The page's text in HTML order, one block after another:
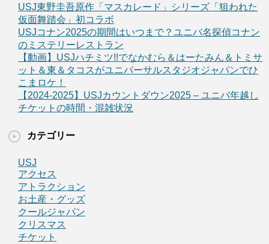
USJ東野圭吾原作「マスカレード」シリーズ「狙われた
仮面舞踏会」初コラボ
USJコナン2025の期間はいつまで？ユニバ名探偵コナン
のミステリーレストラン
【動画】USJハチミツ!!でなかむら＆はーたみん＆トミサ
ット＆東＆タコスがユニバーサルスタジオジャパンでひ
こまロケ！
【2024-2025】USJカウントダウン2025 – ユニバ年越し
チケットの時間・混雑状況
カテゴリー
USJ
アクセス
アトラクション
お土産・グッズ
クールジャパン
クリスマス
チケット